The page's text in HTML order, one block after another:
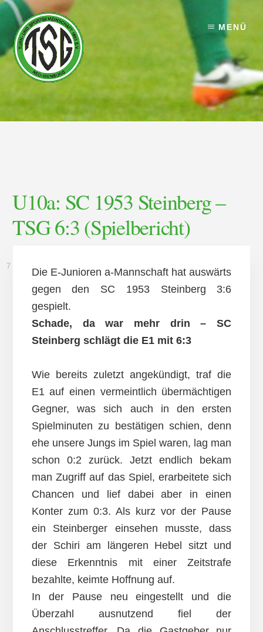
Skip
content
Skip
footer
MENÜ
U10a: SC 1953 Steinberg –
TSG 6:3 (Spielbericht)
7. SEPTEMBER 2013
Die E-Junioren a-Mannschaft hat auswärts
gegen den SC 1953 Steinberg 3:6
gespielt.
Schade, da war mehr drin – SC
Steinberg schlägt die E1 mit 6:3
Wie bereits zuletzt angekündigt, traf die
E1 auf einen vermeintlich übermächtigen
Gegner, was sich auch in den ersten
Spielminuten zu bestätigen schien, denn
ehe unsere Jungs im Spiel waren, lag man
schon 0:2 zurück. Jetzt endlich bekam
man Zugriff auf das Spiel, erarbeitete sich
Chancen und lief dabei aber in einen
Konter zum 0:3. Als kurz vor der Pause
ein Steinberger einsehen musste, dass
der Schiri am längeren Hebel sitzt und
diese Erkenntnis mit einer Zeitstrafe
bezahlte, keimte Hoffnung auf.
In der Pause neu eingestellt und die
Überzahl ausnutzend fiel der